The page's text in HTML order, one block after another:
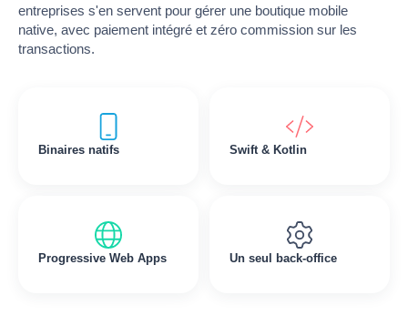
entreprises s'en servent pour gérer une boutique mobile
native, avec paiement intégré et zéro commission sur les
transactions.
Binaires natifs Swift & Kotlin
Progressive Web Apps Un seul back-office